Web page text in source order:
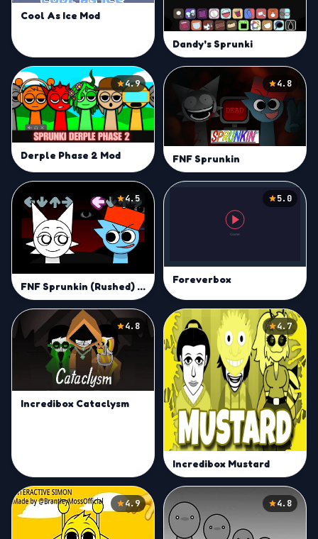
Cool As Ice Mod
Dandy's Sprunki
4.9
Derple Phase 2 Mod
4.8
FNF Sprunkin
4.5
FNF Sprunkin (Rushed) Mod
5.0
Foreverbox
4.8
Incredibox Cataclysm
4.7
Incredibox Mustard
4.9 4.8